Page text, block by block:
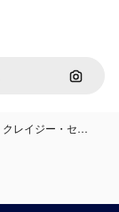
画像で
クレイジー・セ…